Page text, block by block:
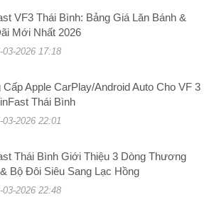
VF3 Thái Bình: Bảng Giá Lăn Bánh &
Mới Nhất 2026
03-2026 17:18
Cấp Apple CarPlay/Android Auto Cho VF 3
Thái Bình
03-2026 22:01
Thái Bình Giới Thiệu 3 Dòng Thương
Bộ Đôi Siêu Sang Lạc Hồng
03-2026 22:48